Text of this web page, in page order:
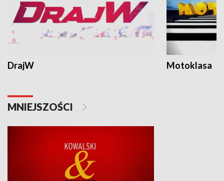
DrajW Motoklasa
MNIEJSZOŚCI